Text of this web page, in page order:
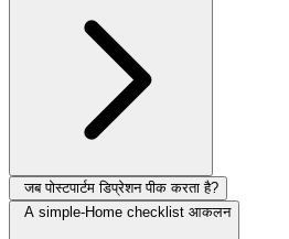
जब पोस्टपार्टम डिप्रेशन पीक करता है?
A simple-Home checklist आकलन